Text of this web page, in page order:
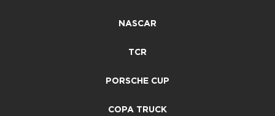
NASCAR
TCR
PORSCHE CUP
COPA TRUCK